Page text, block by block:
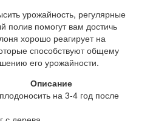
урожайность, регулярные
полив помогут вам достичь
хорошо реагирует на
способствуют общему
его урожайности.
Описание
на 3-4 год после